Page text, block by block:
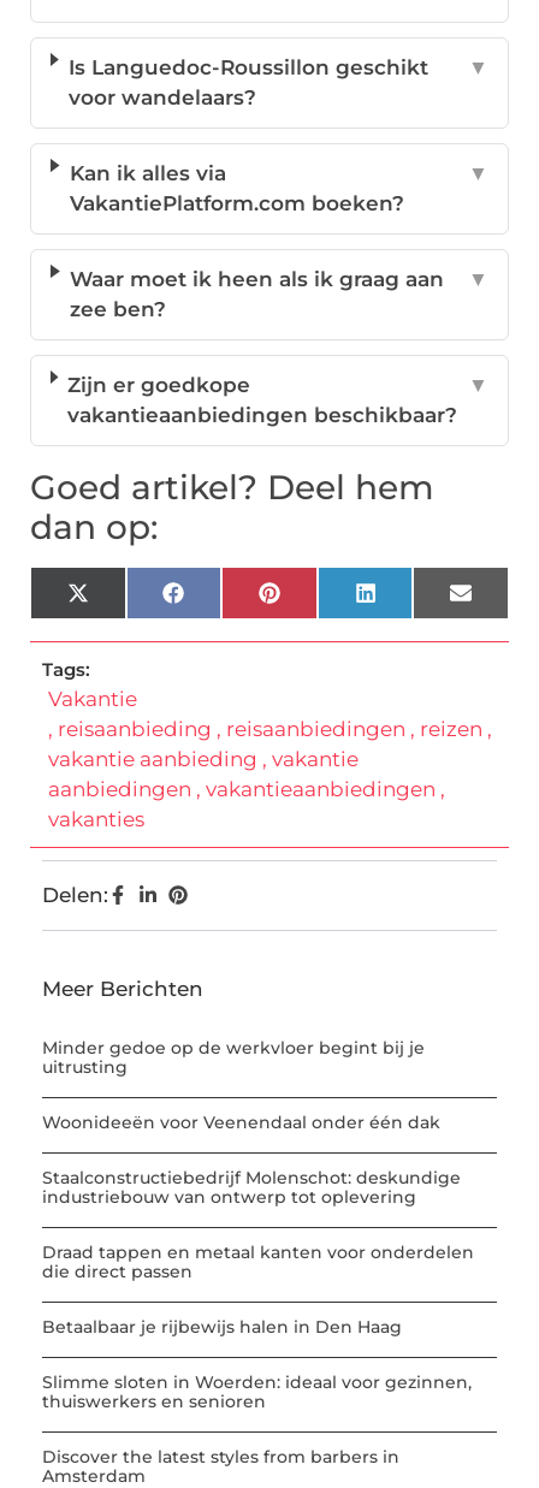
Is Languedoc-Roussillon geschikt
voor wandelaars?
▼
Kan ik alles via
VakantiePlatform.com boeken?
▼
Waar moet ik heen als ik graag aan
zee ben?
▼
Zijn er goedkope
vakantieaanbiedingen beschikbaar?
▼
Goed artikel? Deel hem
dan op:
X
(Twitter)
FacebookPinterestLinkedInEmail
Tags:
Vakantie
, reisaanbieding , reisaanbiedingen , reizen ,
vakantie aanbieding , vakantie
aanbiedingen , vakantieaanbiedingen ,
vakanties
Delen:
Meer Berichten
Minder gedoe op de werkvloer begint bij je
uitrusting
Woonideeën voor Veenendaal onder één dak
Staalconstructiebedrijf Molenschot: deskundige
industriebouw van ontwerp tot oplevering
Draad tappen en metaal kanten voor onderdelen
die direct passen
Betaalbaar je rijbewijs halen in Den Haag
Slimme sloten in Woerden: ideaal voor gezinnen,
thuiswerkers en senioren
Discover the latest styles from barbers in
Amsterdam